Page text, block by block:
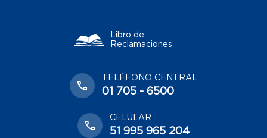
Libro de
Reclamaciones
TELÉFONO CENTRAL
01 705 - 6500
CELULAR
51 995 965 204